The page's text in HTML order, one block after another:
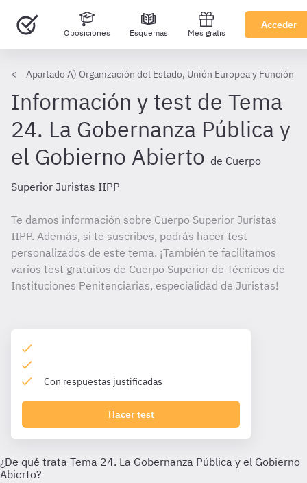
Oposiciones Esquemas Mes gratis
Acceder
Apartado A) Organización del Estado, Unión Europea y Función
Información y test de Tema
24. La Gobernanza Pública y
el Gobierno Abierto de Cuerpo
Superior Juristas IIPP
Te damos información sobre Cuerpo Superior Juristas
IIPP. Además, si te suscribes, podrás hacer test
personalizados de este tema. ¡También te facilitamos
varios test gratuitos de Cuerpo Superior de Técnicos de
Instituciones Penitenciarias, especialidad de Juristas!
Con respuestas justificadas
Hacer test